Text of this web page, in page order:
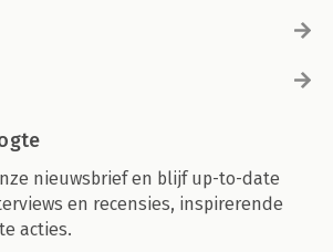
nieuwsbrief en blijf up-to-date
en recensies, inspirerende
acties.